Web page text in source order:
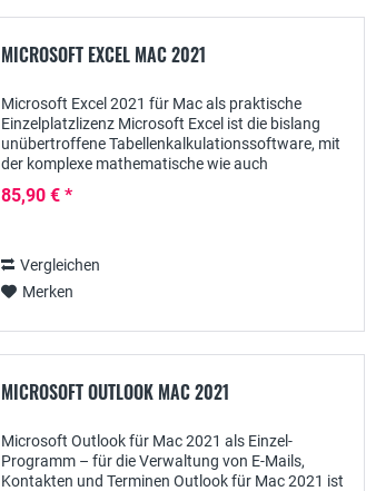
MICROSOFT EXCEL MAC 2021
Microsoft Excel 2021 für Mac als praktische
Einzelplatzlizenz Microsoft Excel ist die bislang
unübertroffene Tabellenkalkulationssoftware, mit
der komplexe mathematische wie auch
können. Auch...
85,90 € *
Vergleichen
Merken
MICROSOFT OUTLOOK MAC 2021
Microsoft Outlook für Mac 2021 als Einzel-
Programm – für die Verwaltung von E-Mails,
Kontakten und Terminen Outlook für Mac 2021 ist